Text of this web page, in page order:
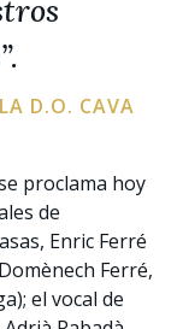
D.O. CAVA
proclama hoy
de
Enric Ferré
Ferré,
el vocal de